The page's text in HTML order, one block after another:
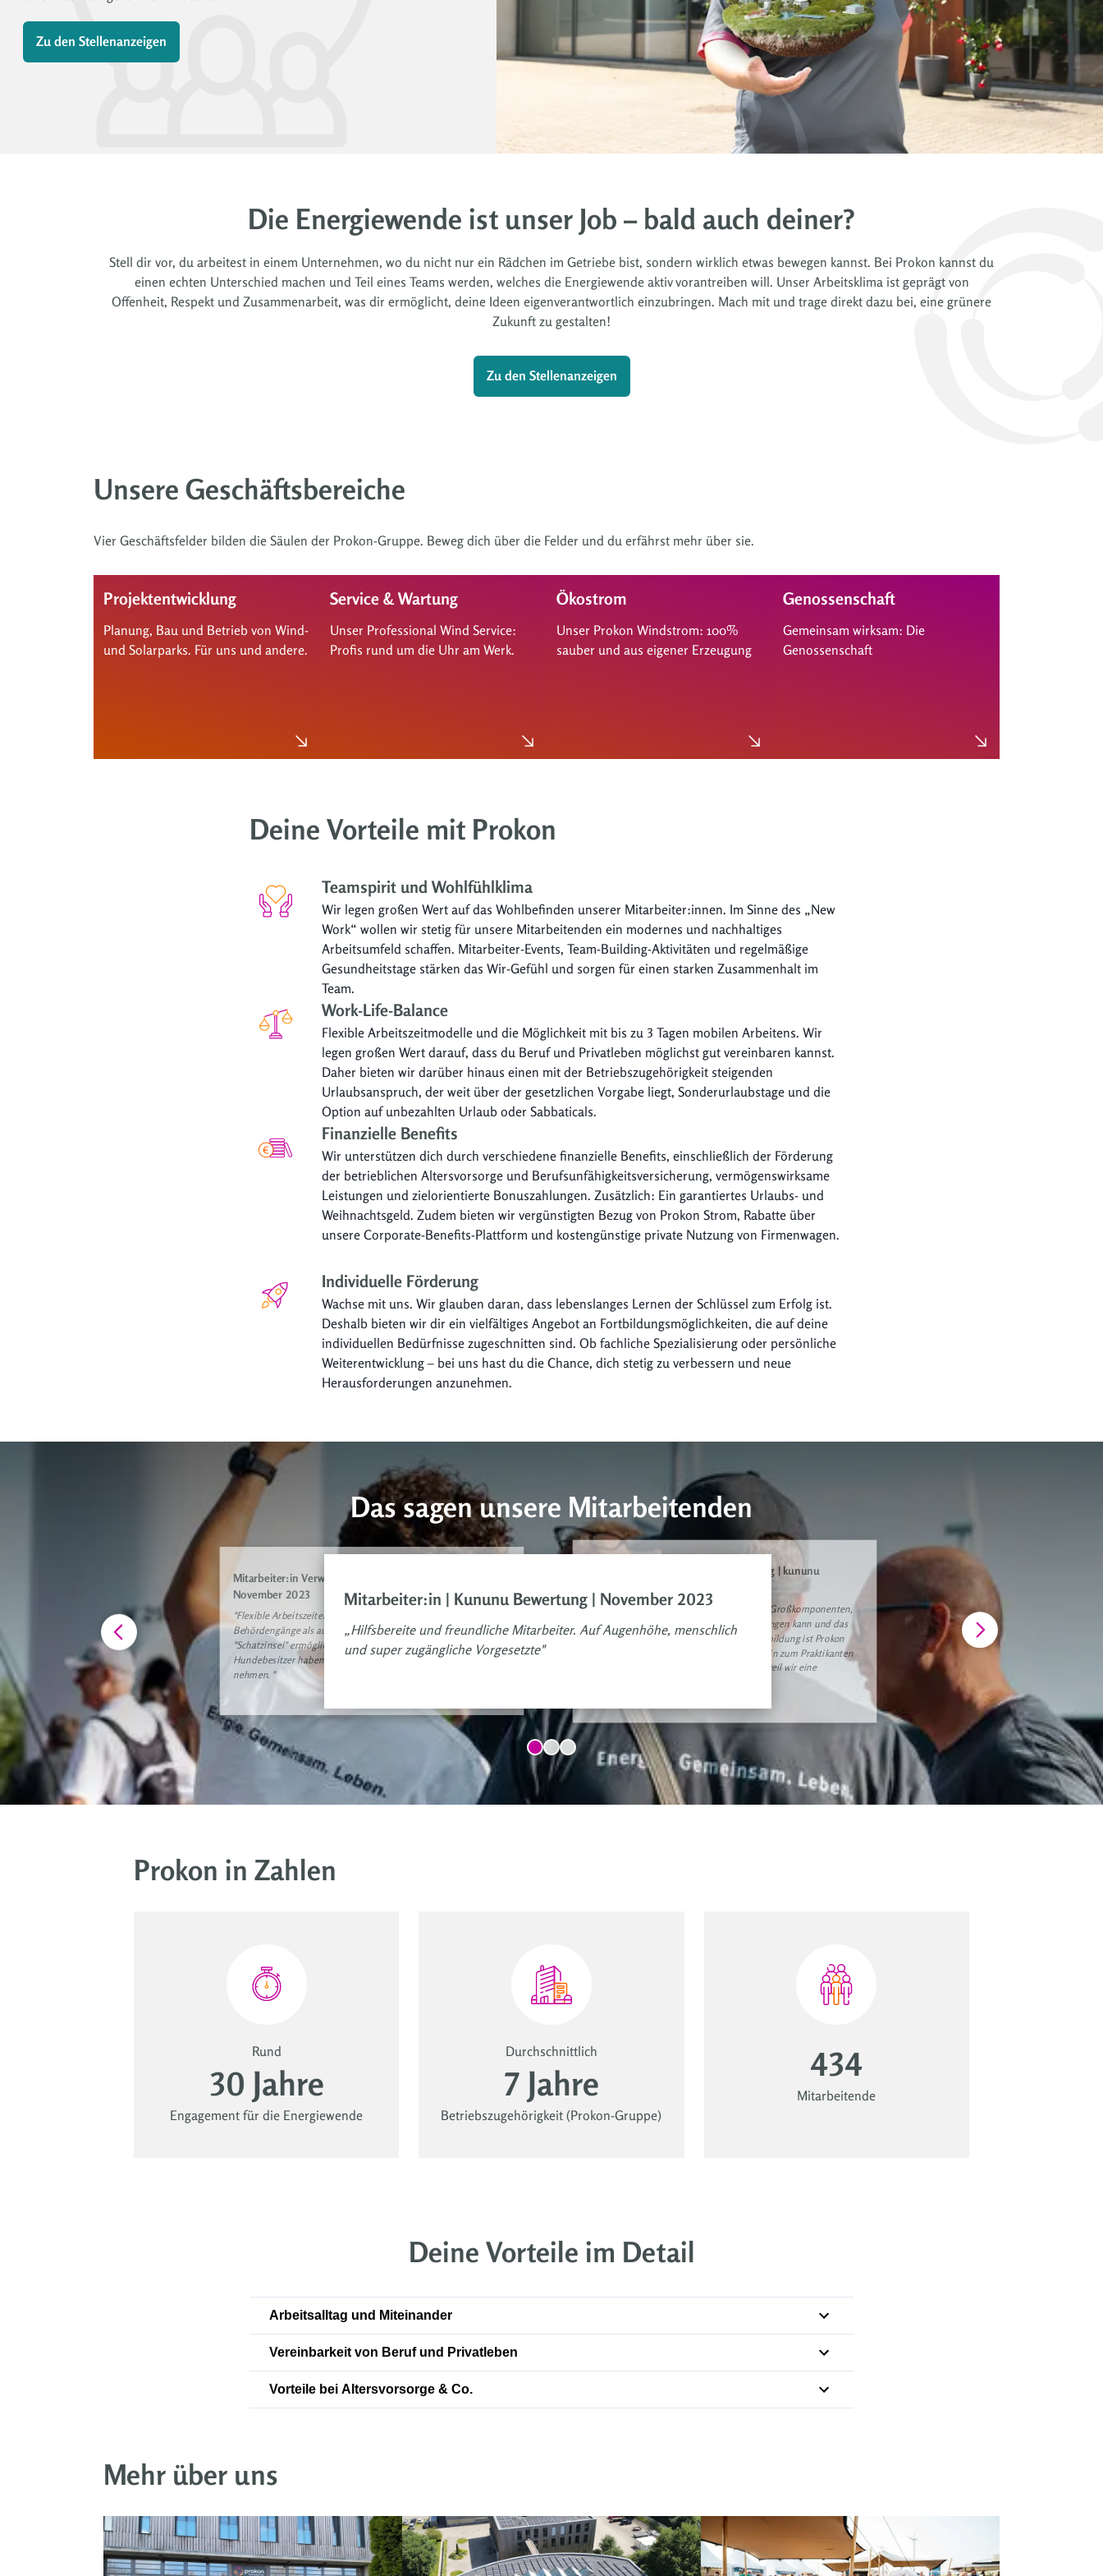
Zu den Stellenanzeigen
Die Energiewende ist unser Job – bald auch deiner?
Stell dir vor, du arbeitest in einem Unternehmen, wo du nicht nur ein Rädchen im Getriebe bist, sondern wirklich etwas bewegen kannst. Bei Prokon kannst du
einen echten Unterschied machen und Teil eines Teams werden, welches die Energiewende aktiv vorantreiben will. Unser Arbeitsklima ist geprägt von
Offenheit, Respekt und Zusammenarbeit, was dir ermöglicht, deine Ideen eigenverantwortlich einzubringen. Mach mit und trage direkt dazu bei, eine grünere
Zukunft zu gestalten!
Zu den Stellenanzeigen
Unsere Geschäftsbereiche
Vier Geschäftsfelder bilden die Säulen der Prokon-Gruppe. Beweg dich über die Felder und du erfährst mehr über sie.
Projektentwicklung
Planung, Bau und Betrieb von Wind-
und Solarparks. Für uns und andere.
Service & Wartung
Unser Professional Wind Service:
Profis rund um die Uhr am Werk.
Ökostrom
Unser Prokon Windstrom: 100%
sauber und aus eigener Erzeugung
Genossenschaft
Gemeinsam wirksam: Die
Genossenschaft
Deine Vorteile mit Prokon
Teamspirit und Wohlfühlklima
Wir legen großen Wert auf das Wohlbefinden unserer Mitarbeiter:innen. Im Sinne des „New
Work“ wollen wir stetig für unsere Mitarbeitenden ein modernes und nachhaltiges
Arbeitsumfeld schaffen. Mitarbeiter-Events, Team-Building-Aktivitäten und regelmäßige
Gesundheitstage stärken das Wir-Gefühl und sorgen für einen starken Zusammenhalt im
Team.
Work-Life-Balance
Flexible Arbeitszeitmodelle und die Möglichkeit mit bis zu 3 Tagen mobilen Arbeitens. Wir
legen großen Wert darauf, dass du Beruf und Privatleben möglichst gut vereinbaren kannst.
Daher bieten wir darüber hinaus einen mit der Betriebszugehörigkeit steigenden
Urlaubsanspruch, der weit über der gesetzlichen Vorgabe liegt, Sonderurlaubstage und die
Option auf unbezahlten Urlaub oder Sabbaticals.
Finanzielle Benefits
Wir unterstützen dich durch verschiedene finanzielle Benefits, einschließlich der Förderung
der betrieblichen Altersvorsorge und Berufsunfähigkeitsversicherung, vermögenswirksame
Leistungen und zielorientierte Bonuszahlungen. Zusätzlich: Ein garantiertes Urlaubs- und
Weihnachtsgeld. Zudem bieten wir vergünstigten Bezug von Prokon Strom, Rabatte über
unsere Corporate-Benefits-Plattform und kostengünstige private Nutzung von Firmenwagen.
Individuelle Förderung
Wachse mit uns. Wir glauben daran, dass lebenslanges Lernen der Schlüssel zum Erfolg ist.
Deshalb bieten wir dir ein vielfältiges Angebot an Fortbildungsmöglichkeiten, die auf deine
individuellen Bedürfnisse zugeschnitten sind. Ob fachliche Spezialisierung oder persönliche
Weiterentwicklung – bei uns hast du die Chance, dich stetig zu verbessern und neue
Herausforderungen anzunehmen.
Das sagen unsere Mitarbeitenden
Mitarbeiter:in Verwaltung | kununu Bewertung |
November 2023
"Flexible Arbeitszeiten ermöglichen sowohl Arztbesuche,
Behördengänge als auch Sportaktivitäten. Kindergarten
"Schatzinsel" ermöglicht Kinderbetreuung in unmittelbarer Nähe.
Hundebesitzer haben die Möglichkeit den Hund mit ins Büro zu
nehmen. "
Mitarbeiter:in | Kununu Bewertung | November 2023
„Hilfsbereite und freundliche Mitarbeiter. Auf Augenhöhe, menschlich
und super zugängliche Vorgesetzte"
Mitarbeiter:in Rotorblattinstandsetzung | kununu
"Es wird darauf geachtet zumindest bei den Großkomponenten,
dass man Arbeit und Familie in Einklang bringen kann und das
schon so lange ich hier tätig bin. Bei Weiterbildung ist Prokon
immer hinterher. Vom Geschäftsführer bis hin zum Praktikanten
wird bei Prokon auf Augenhöhe gearbeitet weil wir eine
Prokon in Zahlen
Rund
30 Jahre
Engagement für die Energiewende
Durchschnittlich
7 Jahre
Betriebszugehörigkeit (Prokon-Gruppe)
434
Mitarbeitende
Deine Vorteile im Detail
Arbeitsalltag und Miteinander
Vereinbarkeit von Beruf und Privatleben
Vorteile bei Altersvorsorge & Co.
Mehr über uns